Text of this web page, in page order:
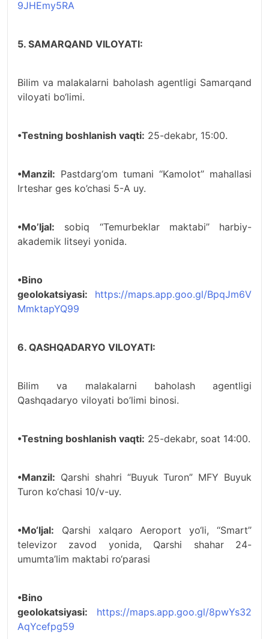
9JHEmy5RA
5. SAMARQAND VILOYATI:
Bilim va malakalarni baholash agentligi Samarqand
viloyati bo‘limi.
•Testning boshlanish vaqti: 25-dekabr, 15:00.
•Manzil: Pastdarg‘om tumani ‘‘Kamolot’’ mahallasi
Irteshar ges ko’chasi 5-A uy.
•Mo’ljal: sobiq ‘‘Temurbeklar maktabi’’ harbiy-
akademik litseyi yonida.
•Bino
geolokatsiyasi:
https://maps.app.goo.gl/BpqJm6V
MmktapYQ99
6. QASHQADARYO VILOYATI:
Bilim va malakalarni baholash agentligi
Qashqadaryo viloyati bo’limi binosi.
•Testning boshlanish vaqti: 25-dekabr, soat 14:00.
•Manzil: Qarshi shahri “Buyuk Turon” MFY Buyuk
Turon ko‘chasi 10/v-uy.
•Mo‘ljal: Qarshi xalqaro Aeroport yo‘li, ‘‘Smart’’
televizor zavod yonida, Qarshi shahar 24-
umumta’lim maktabi ro‘parasi
•Bino
geolokatsiyasi:
https://maps.app.goo.gl/8pwYs32
AqYcefpg59